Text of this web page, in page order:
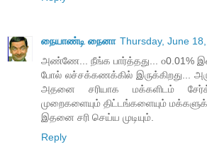
நையாண்டி நைனா Thursday, June
அண்ணே... நீங்க பார்த்தது... ௦0.01%
போல் லச்சக்கணக்கில் இருக்கிறது...
அதனை சரியாக மக்களிடம்
முறைகளையும் திட்டங்களையும்
இதனை சரி செய்ய முடியும்.
Reply